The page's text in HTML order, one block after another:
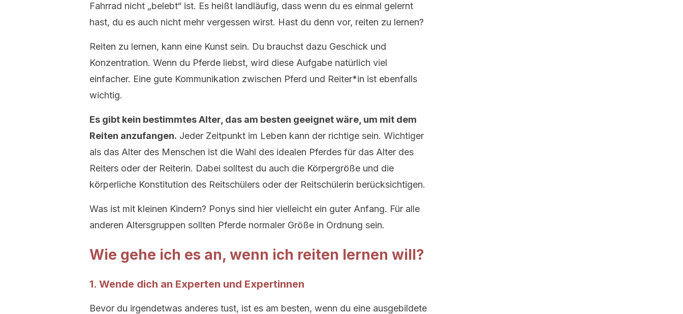
Fahrrad nicht „belebt“ ist. Es heißt landläufig, dass wenn du es einmal gelernt
hast, du es auch nicht mehr vergessen wirst. Hast du denn vor, reiten zu lernen?
Reiten zu lernen, kann eine Kunst sein. Du brauchst dazu Geschick und
Konzentration. Wenn du Pferde liebst, wird diese Aufgabe natürlich viel
einfacher. Eine gute Kommunikation zwischen Pferd und Reiter*in ist ebenfalls
wichtig.
Es gibt kein bestimmtes Alter, das am besten geeignet wäre, um mit dem
Reiten anzufangen. Jeder Zeitpunkt im Leben kann der richtige sein. Wichtiger
als das Alter des Menschen ist die Wahl des idealen Pferdes für das Alter des
Reiters oder der Reiterin. Dabei solltest du auch die Körpergröße und die
körperliche Konstitution des Reitschülers oder der Reitschülerin berücksichtigen.
Was ist mit kleinen Kindern? Ponys sind hier vielleicht ein guter Anfang. Für alle
anderen Altersgruppen sollten Pferde normaler Größe in Ordnung sein.
Wie gehe ich es an, wenn ich reiten lernen will?
1. Wende dich an Experten und Expertinnen
Bevor du irgendetwas anderes tust, ist es am besten, wenn du eine ausgebildete